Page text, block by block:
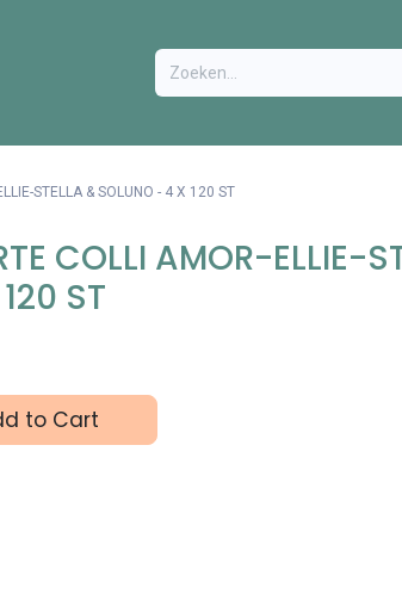
VACATURES
STELLA & SOLUNO - 4 X 120 ST
COLLI AMOR-ELLIE-
ST
to Cart